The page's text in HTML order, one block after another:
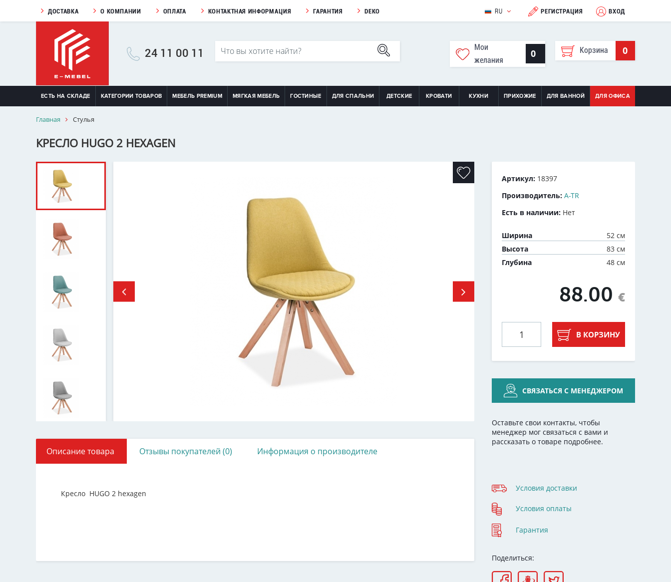
ДОСТАВКА О КОМПАНИИ ОПЛАТА КОНТАКТНАЯ ИНФОРМАЦИЯ ГАРАНТИЯ DEKO RU РЕГИСТРАЦИЯ ВХОД
24 11 00 11
Мои
желания
0 Корзина 0
ЕСТЬ НА СКЛАДЕ КАТЕГОРИИ ТОВАРОВ МЕБЕЛЬ PREMIUM МЯГКАЯ МЕБЕЛЬ ГОСТИНЫЕ ДЛЯ СПАЛЬНИ ДЕТСКИЕ КРОВАТИ КУХНИ ПРИХОЖИЕ ДЛЯ ВАННОЙ ДЛЯ ОФИСА
Главная Стулья
КРЕСЛО HUGO 2 HEXAGEN
Артикул: 18397
Производитель: A-TR
Есть в наличии: Нет
Ширина
52 см
Высота
83 см
Глубина
48 см
88.00 €
В КОРЗИНУ
СВЯЗАТЬСЯ С МЕНЕДЖЕРОМ
Оставьте свои контакты, чтобы
менеджер мог связаться с вами и
рассказать о товаре подробнее.
Условия доставки
Условия оплаты
Гарантия
Поделиться:
Описание товара
Кресло HUGO 2 hexagen
Отзывы покупателей (0) Информация о производителе